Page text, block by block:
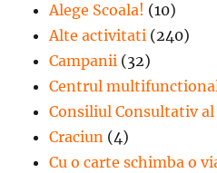
Alege Scoala! (10)
Alte activitati (240)
Campanii (32)
Centrul
Consiliul Consultativ
Craciun (4)
Cu o carte schimba o